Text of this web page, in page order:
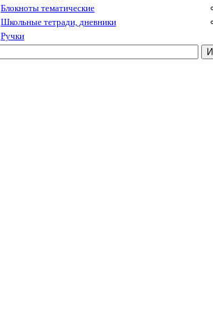
Блокноты тематические
Школьные тетради, дневники
Ручки